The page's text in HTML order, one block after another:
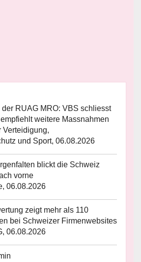
RUAG MRO: VBS schliesst
weitere Massnahmen
Verteidigung,
und Sport, 06.08.2026
blickt die Schweiz
vorne
06.08.2026
zeigt mehr als 110
bei Schweizer Firmenwebsites
06.08.2026